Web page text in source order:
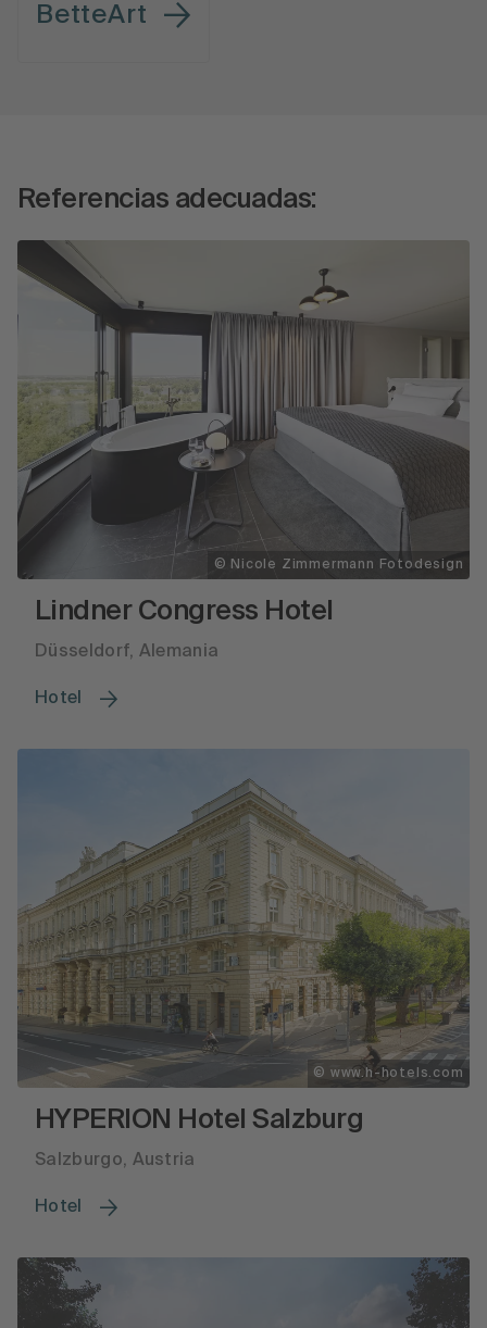
BetteArt
Referencias adecuadas:
© Nicole Zimmermann Fotodesign
Lindner Congress Hotel
Düsseldorf, Alemania
Hotel
© www.h-hotels.com
HYPERION Hotel Salzburg
Salzburgo, Austria
Hotel